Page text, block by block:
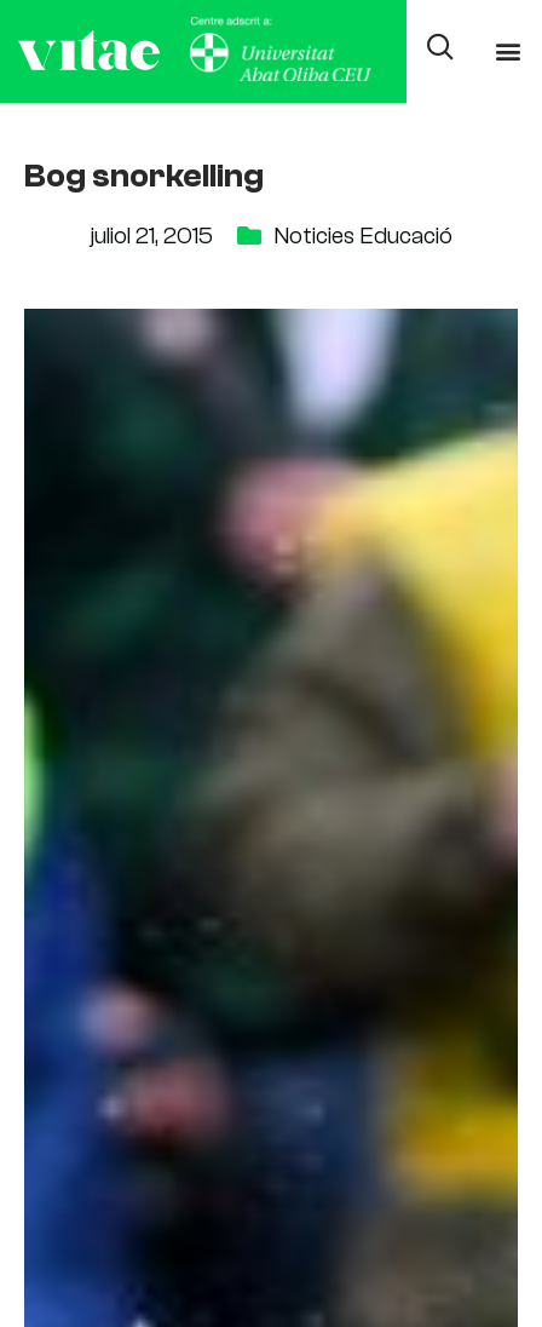
Bog snorkelling
juliol 21, 2015 Noticies Educació